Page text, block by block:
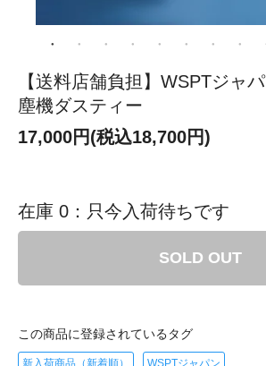
【送料店舗負担】WSPTジャ
塵機ダスティー
17,000円(税込18,700円)
在庫 0：只今入荷待ちです
SOLD OUT
この商品に登録されているタグ